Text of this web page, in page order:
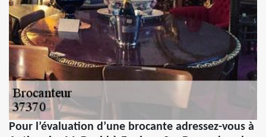
Pour l’évaluation d’une brocante adressez-vous à